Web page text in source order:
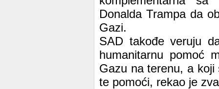
Donalda Trampa da
Gazi.
SAD takođe veruju
humanitarnu pomoć
Gazu na terenu, a
te pomoći, rekao je